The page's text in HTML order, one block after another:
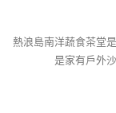
熱浪島南洋蔬食茶堂
是家有戶外